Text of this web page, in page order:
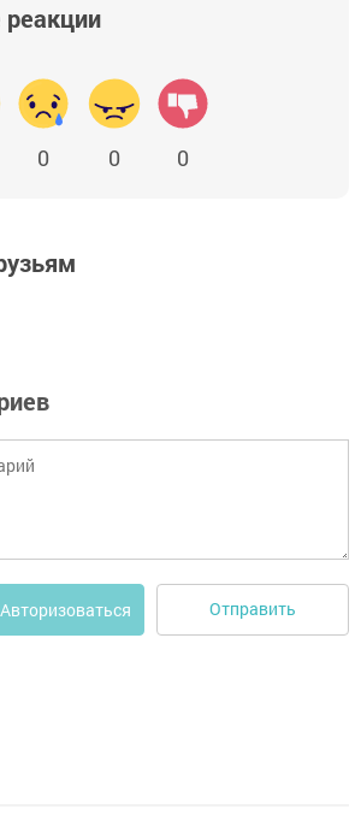
реакции
0 0 0
Авторизоваться Отправить